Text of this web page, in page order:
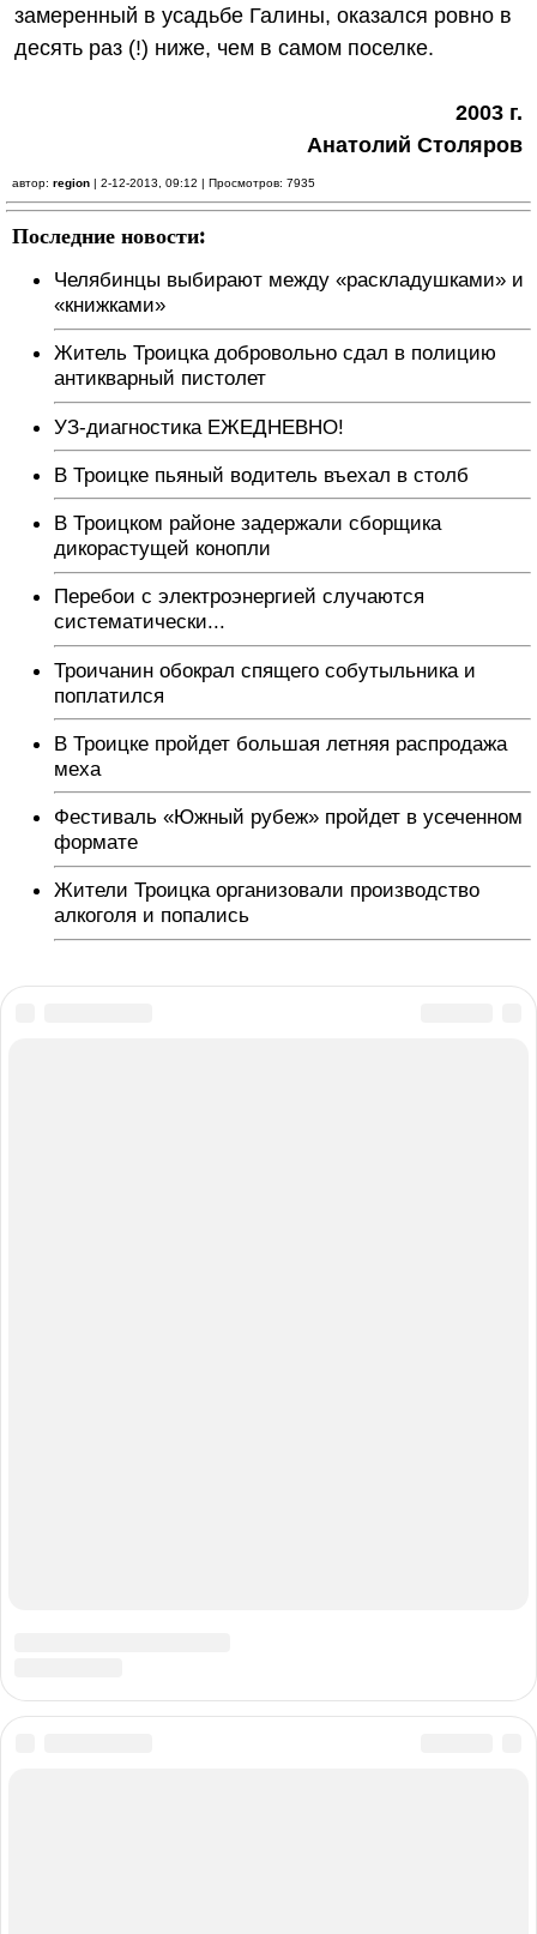
замеренный в усадьбе Галины, оказался ровно в
десять раз (!) ниже, чем в самом поселке.
2003 г.
Анатолий Столяров
автор: region | 2-12-2013, 09:12 | Просмотров: 7935
Последние новости:
Челябинцы выбирают между «раскладушками» и
«книжками»
Житель Троицка добровольно сдал в полицию
антикварный пистолет
УЗ-диагностика ЕЖЕДНЕВНО!
В Троицке пьяный водитель въехал в столб
В Троицком районе задержали сборщика
дикорастущей конопли
Перебои с электроэнергией случаются
систематически...
Троичанин обокрал спящего собутыльника и
поплатился
В Троицке пройдет большая летняя распродажа
меха
Фестиваль «Южный рубеж» пройдет в усеченном
формате
Жители Троицка организовали производство
алкоголя и попались